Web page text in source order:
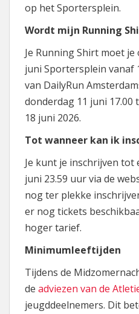
op het Sportersplein.
Wordt mijn Running
Je Running Shirt moet
juni Sportersplein vanaf
van DailyRun
donderdag 11 juni
18 juni 2026.
Tot wanneer kan ik
Je kunt je inschrijven tot
juni 23.59 uur via de
nog ter plekke
er nog tickets
hoger tarief.
Minimumleeftijden
Tijdens de
de adviezen van de
jeugddeelnemers. Dit